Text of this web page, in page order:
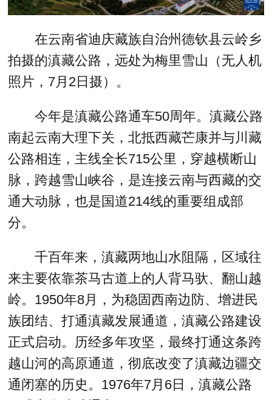
在云南省迪庆藏族自治州德钦县云岭乡
拍摄的滇藏公路，远处为梅里雪山（无人机
照片，7月2日摄）。
今年是滇藏公路通车50周年。滇藏公路
南起云南大理下关，北抵西藏芒康并与川藏
公路相连，主线全长715公里，穿越横断山
脉，跨越雪山峡谷，是连接云南与西藏的交
通大动脉，也是国道214线的重要组成部
分。
千百年来，滇藏两地山水阻隔，区域往
来主要依靠茶马古道上的人背马驮、翻山越
岭。1950年8月，为稳固西南边防、增进民
族团结、打通滇藏发展通道，滇藏公路建设
正式启动。历经多年攻坚，最终打通这条跨
越山河的高原通道，彻底改变了滇藏边疆交
通闭塞的历史。1976年7月6日，滇藏公路